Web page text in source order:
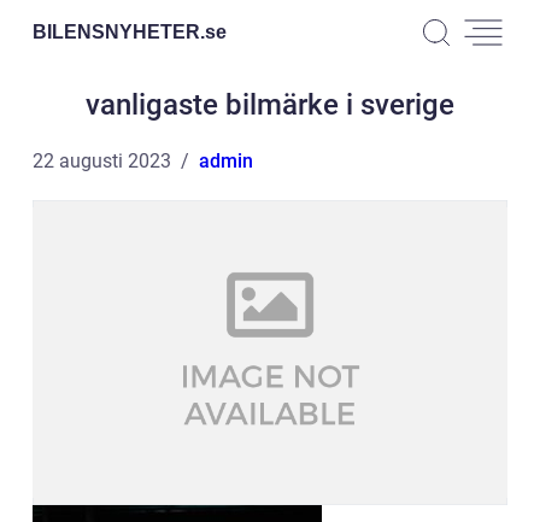
BILENSNYHETER.se
vanligaste bilmärke i sverige
22 augusti 2023 admin